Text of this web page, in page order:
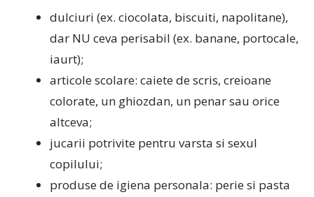
dulciuri (ex. ciocolata, biscuiti, napolitane),
dar NU ceva perisabil (ex. banane, portocale,
iaurt);
articole scolare: caiete de scris, creioane
colorate, un ghiozdan, un penar sau orice
altceva;
jucarii potrivite pentru varsta si sexul
copilului;
produse de igiena personala: perie si pasta